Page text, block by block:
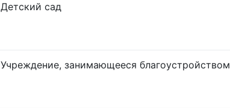
Детский сад
Учреждение, занимающееся благоустройством